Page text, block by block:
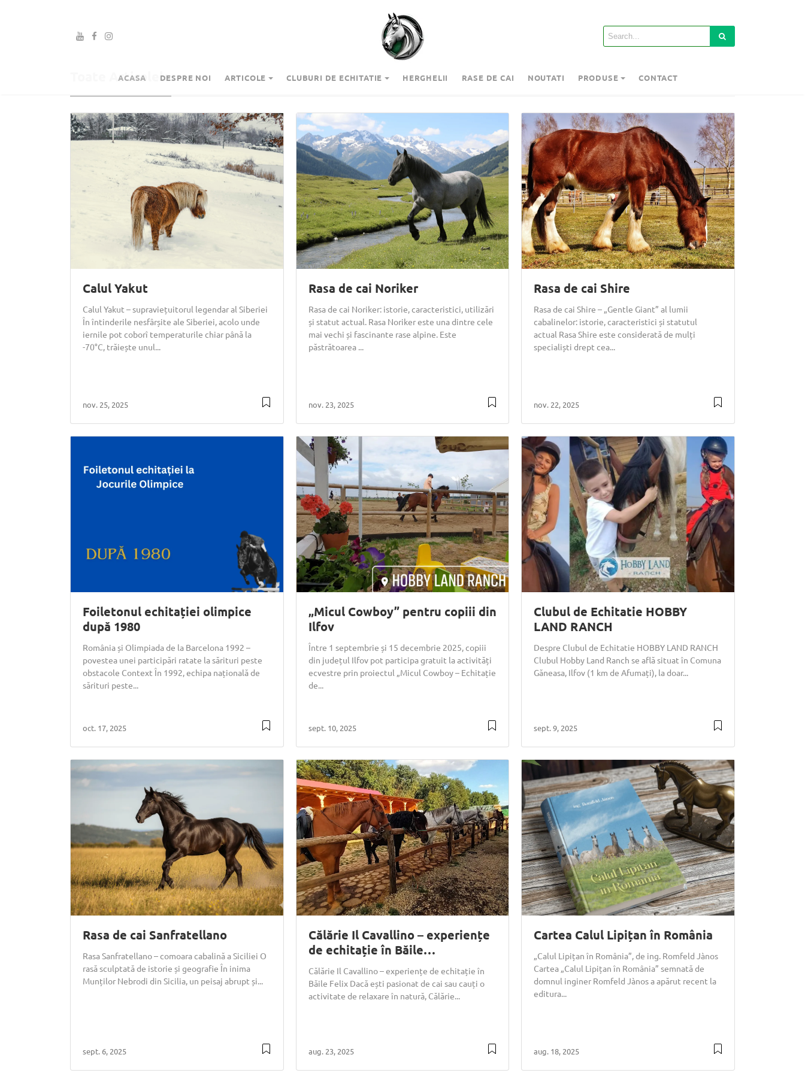
ACASA DESPRE NOI ARTICOLE CLUBURI DE ECHITATIE HERGHELII RASE DE CAI NOUTATI PRODUSE CONTACT
Toate Articolele
Calul Yakut
Calul Yakut – supraviețuitorul legendar al Siberiei
În întinderile nesfârșite ale Siberiei, acolo unde
iernile pot coborî temperaturile chiar până la
-70°C, trăiește unul...
nov. 25, 2025
Rasa de cai Noriker
Rasa de cai Noriker: istorie, caracteristici, utilizări
și statut actual. Rasa Noriker este una dintre cele
mai vechi și fascinante rase alpine. Este
păstrătoarea ...
nov. 23, 2025
Rasa de cai Shire
Rasa de cai Shire – „Gentle Giant” al lumii
cabalinelor: istorie, caracteristici și statutul
actual Rasa Shire este considerată de mulți
specialiști drept cea...
nov. 22, 2025
Foiletonul echitației olimpice
după 1980
România și Olimpiada de la Barcelona 1992 –
povestea unei participări ratate la sărituri peste
obstacole Context În 1992, echipa națională de
sărituri peste...
oct. 17, 2025
„Micul Cowboy” pentru copiii din
Ilfov
Între 1 septembrie și 15 decembrie 2025, copiii
din județul Ilfov pot participa gratuit la activități
ecvestre prin proiectul „Micul Cowboy – Echitație
de...
sept. 10, 2025
Clubul de Echitatie HOBBY
LAND RANCH
Despre Clubul de Echitatie HOBBY LAND RANCH
Clubul Hobby Land Ranch se află situat în Comuna
Găneasa, Ilfov (1 km de Afumați), la doar...
sept. 9, 2025
Rasa de cai Sanfratellano
Rasa Sanfratellano – comoara cabalină a Siciliei O
rasă sculptată de istorie și geografie În inima
Munților Nebrodi din Sicilia, un peisaj abrupt și...
sept. 6, 2025
Călărie Il Cavallino – experiențe
de echitație în Băile…
Călărie Il Cavallino – experiențe de echitație în
Băile Felix Dacă ești pasionat de cai sau cauți o
activitate de relaxare în natură, Călărie...
aug. 23, 2025
Cartea Calul Lipițan în România
„Calul Lipițan în România”, de ing. Romfeld Jànos
Cartea „Calul Lipițan în România” semnată de
domnul inginer Romfeld Jànos a apărut recent la
editura...
aug. 18, 2025